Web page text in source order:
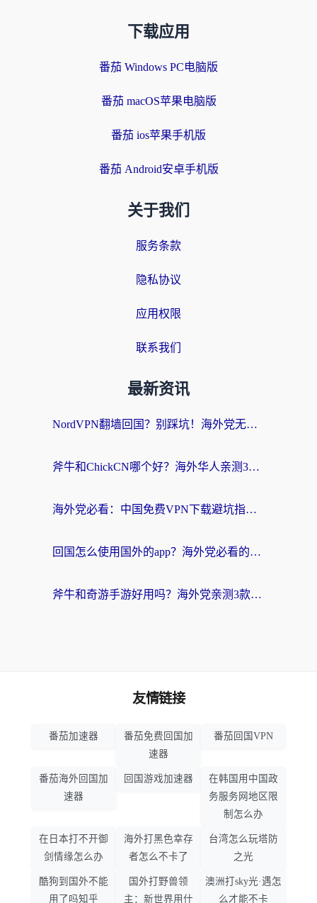
下载应用
番茄 Windows PC电脑版
番茄 macOS苹果电脑版
番茄 ios苹果手机版
番茄 Android安卓手机版
关于我们
服务条款
隐私协议
应用权限
联系我们
最新资讯
NordVPN翻墙回国？别踩坑！海外党无缝访问国内资源的真实指南
斧牛和ChickCN哪个好？海外华人亲测3款回国加速器+免费试用攻略
海外党必看：中国免费VPN下载避坑指南 + 无缝访问国内资源的终极方案
回国怎么使用国外的app？海外党必看的无缝访问国内资源全攻略
斧牛和奇游手游好用吗？海外党亲测3款回国加速器，选对才能无缝刷国内资源
友情链接
番茄加速器
番茄免费回国加
速器
番茄回国VPN
番茄海外回国加
速器
回国游戏加速器
在韩国用中国政
务服务网地区限
制怎么办
在日本打不开御
剑情缘怎么办
海外打黑色幸存
者怎么不卡了
台湾怎么玩塔防
之光
酷狗到国外不能
用了吗知乎
国外打野兽领
主：新世界用什
澳洲打sky光·遇怎
么才能不卡